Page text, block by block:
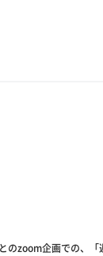
zoom企画での、「